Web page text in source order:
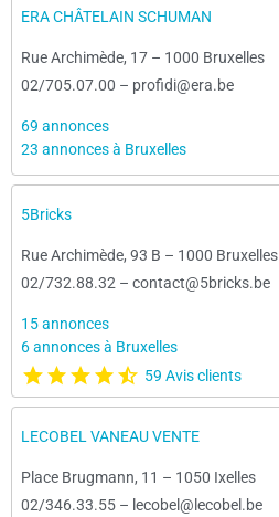
ERA CHÂTELAIN SCHUMAN
Rue Archimède, 17 – 1000 Bruxelles
02/705.07.00 – profidi@era.be
69 annonces
23 annonces à Bruxelles
5Bricks
Rue Archimède, 93 B – 1000 Bruxelles
02/732.88.32 – contact@5bricks.be
15 annonces
6 annonces à Bruxelles
59 Avis clients
LECOBEL VANEAU VENTE
Place Brugmann, 11 – 1050 Ixelles
02/346.33.55 – lecobel@lecobel.be